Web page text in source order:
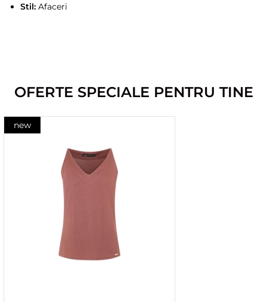
Stil:Afaceri
OFERTE SPECIALE PENTRU TINE
new